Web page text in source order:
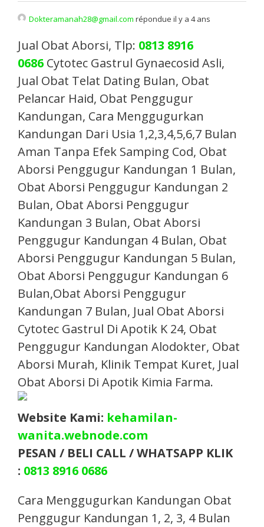
Dokteramanah28@gmail.com répondue il y a 4 ans
Jual Obat Aborsi, Tlp: 0813 8916
0686 Cytotec Gastrul Gynaecosid Asli,
Jual Obat Telat Dating Bulan, Obat
Pelancar Haid, Obat Penggugur
Kandungan, Cara Menggugurkan
Kandungan Dari Usia 1,2,3,4,5,6,7 Bulan
Aman Tanpa Efek Samping Cod, Obat
Aborsi Penggugur Kandungan 1 Bulan,
Obat Aborsi Penggugur Kandungan 2
Bulan, Obat Aborsi Penggugur
Kandungan 3 Bulan, Obat Aborsi
Penggugur Kandungan 4 Bulan, Obat
Aborsi Penggugur Kandungan 5 Bulan,
Obat Aborsi Penggugur Kandungan 6
Bulan,Obat Aborsi Penggugur
Kandungan 7 Bulan, Jual Obat Aborsi
Cytotec Gastrul Di Apotik K 24, Obat
Penggugur Kandungan Alodokter, Obat
Aborsi Murah, Klinik Tempat Kuret, Jual
Obat Aborsi Di Apotik Kimia Farma.​
Website Kami: kehamilan-
wanita.webnode.com
PESAN / BELI CALL / WHATSAPP KLIK
: 0813 8916 0686
Cara Menggugurkan Kandungan Obat
Penggugur Kandungan 1, 2, 3, 4 Bulan